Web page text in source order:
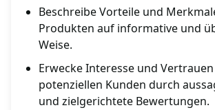
Beschreibe Vorteile und
Produkten auf informative und
Weise.
Erwecke Interesse und
potenziellen Kunden durch
und zielgerichtete Bewertungen.